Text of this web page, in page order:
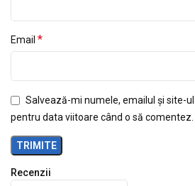
Recenzii
Email *
Salvează-mi numele, emailul și site-
pentru data viitoare când o să comentez.